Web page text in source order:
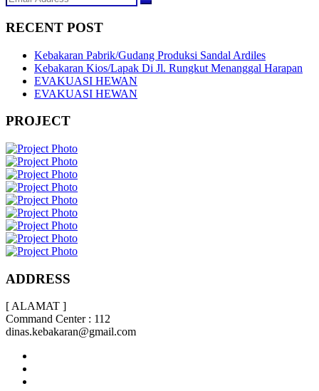
RECENT POST
Kebakaran Pabrik/Gudang Produksi Sandal Ardiles
Kebakaran Kios/Lapak Di Jl. Rungkut Menanggal Harapan
EVAKUASI HEWAN
EVAKUASI HEWAN
PROJECT
ADDRESS
[ ALAMAT ]
Command Center : 112
dinas.kebakaran@gmail.com